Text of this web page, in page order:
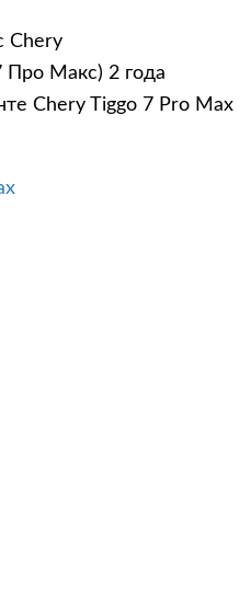
Chery
Про Макс) 2 года
Chery Tiggo 7 Pro Max